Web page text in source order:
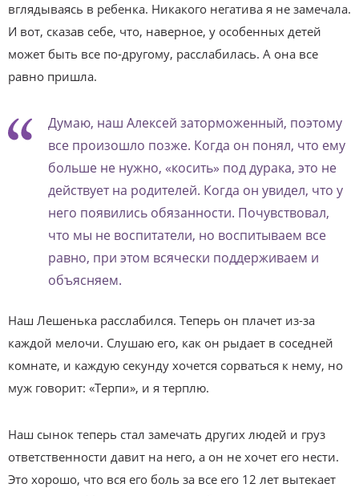
вглядываясь в ребенка. Никакого негатива я не замечала.
И вот, сказав себе, что, наверное, у особенных детей
может быть все по-другому, расслабилась. А она все
равно пришла.
Думаю, наш Алексей заторможенный, поэтому
все произошло позже. Когда он понял, что ему
больше не нужно, «косить» под дурака, это не
действует на родителей. Когда он увидел, что у
него появились обязанности. Почувствовал,
что мы не воспитатели, но воспитываем все
равно, при этом всячески поддерживаем и
объясняем.
Наш Лешенька расслабился. Теперь он плачет из-за
каждой мелочи. Слушаю его, как он рыдает в соседней
комнате, и каждую секунду хочется сорваться к нему, но
муж говорит: «Терпи», и я терплю.
Наш сынок теперь стал замечать других людей и груз
ответственности давит на него, а он не хочет его нести.
Это хорошо, что вся его боль за все его 12 лет вытекает